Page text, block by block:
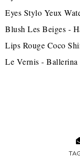
Eyes Stylo Yeux
Blush Les Beiges -
Lips Rouge Coco
Le Vernis - Ballerina